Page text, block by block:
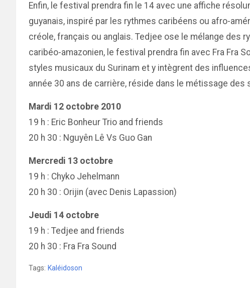
Enfin, le festival prendra fin le 14 avec une affiche
guyanais, inspiré par les rythmes caribéens ou afro-
créole, français ou anglais. Tedjee ose le mélange des
caribéo-amazonien, le festival prendra fin avec Fra Fra
styles musicaux du Surinam et y intègrent des
année 30 ans de carrière, réside dans le métissage
Mardi 12 octobre 2010
19 h : Eric Bonheur Trio and friends
20 h 30 : Nguyên Lê Vs Guo Gan
Mercredi 13 octobre
19 h : Chyko Jehelmann
20 h 30 : Orijin (avec Denis Lapassion)
Jeudi 14 octobre
19 h : Tedjee and friends
20 h 30 : Fra Fra Sound
Tags: Kaléidoson